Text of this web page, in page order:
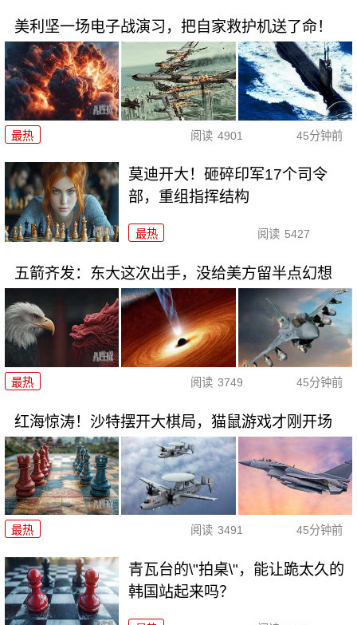
美利坚一场电子战演习，把自家救护机送了命！
最热 阅读 4901 45分钟前
莫迪开大！砸碎印军17个司令
部，重组指挥结构
最热 阅读 5427
五箭齐发：东大这次出手，没给美方留半点幻想
最热 阅读 3749 45分钟前
红海惊涛！沙特摆开大棋局，猫鼠游戏才刚开场
最热 阅读 3491 45分钟前
青瓦台的\"拍桌\"，能让跪太久的
韩国站起来吗？